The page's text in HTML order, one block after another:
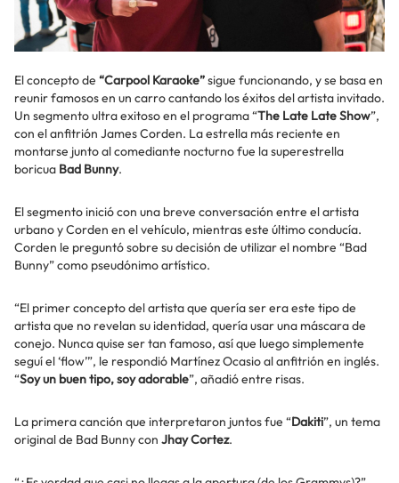
El concepto de “Carpool Karaoke”sigue funcionando, y se basa en
reunir famosos en un carro cantando los éxitos del artista invitado.
Un segmento ultra exitoso en el programa “The Late Late Show”,
con el anfitrión James Corden. La estrella más reciente en
montarse junto al comediante nocturno fue la superestrella
boricua Bad Bunny.
El segmento inició con una breve conversación entre el artista
urbano y Corden en el vehículo, mientras este último conducía.
Corden le preguntó sobre su decisión de utilizar el nombre “Bad
Bunny” como pseudónimo artístico.
“El primer concepto del artista que quería ser era este tipo de
artista que no revelan su identidad, quería usar una máscara de
conejo. Nunca quise ser tan famoso, así que luego simplemente
seguí el ‘flow’”, le respondió Martínez Ocasio al anfitrión en inglés.
“Soy un buen tipo, soy adorable”, añadió entre risas.
La primera canción que interpretaron juntos fue “Dakiti”, un tema
original de Bad Bunny con Jhay Cortez.